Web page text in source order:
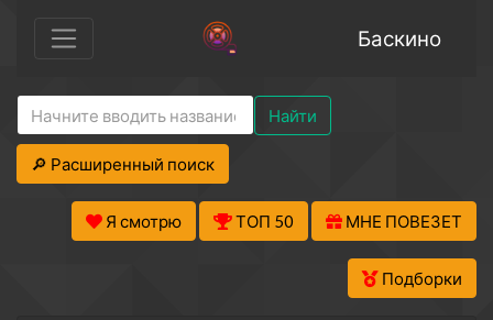
Баскино
Найти
🔎 Расширенный поиск
Я смотрю ТОП 50 МНЕ ПОВЕЗЕТ
Подборки